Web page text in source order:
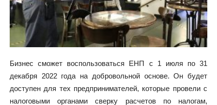
Бизнес сможет воспользоваться ЕНП с 1 июля по 31
декабря 2022 года на добровольной основе. Он будет
доступен для тех предпринимателей, которые провели с
налоговыми органами сверку расчетов по налогам,